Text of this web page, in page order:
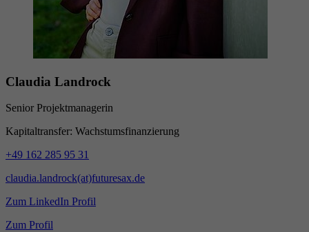
Claudia Landrock
Senior Projektmanagerin
Kapitaltransfer: Wachstumsfinanzierung
+49 162 285 95 31
claudia.landrock(at)futuresax.de
Zum LinkedIn Profil
Zum Profil